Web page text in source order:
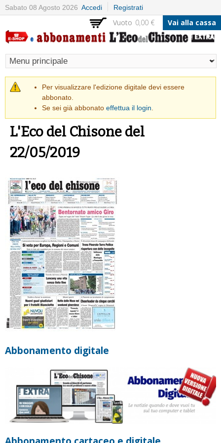
Salta al
contenuto
principale
Sabato 08 Agosto 2026 Accedi Registrati
Vuoto 0,00 € Vai alla cassa
Messaggio di avvertimento
Per visualizzare l'edizione digitale devi essere
abbonato.
Se sei già abbonato effettua il login
L'Eco del Chisone del
22/05/2019
Abbonamento digitale